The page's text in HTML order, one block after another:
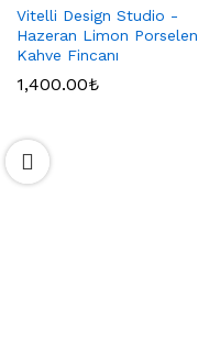
Vitelli Design Studio -
Hazeran Limon Porselen
Kahve Fincanı
1,400.00₺